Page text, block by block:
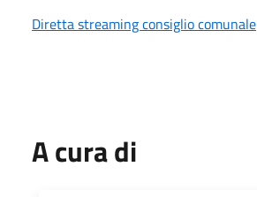
Diretta streaming consiglio comunale
A cura di